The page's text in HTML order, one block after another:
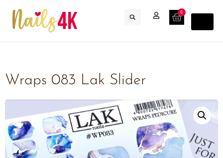
0
Wraps 083 Lak Slider